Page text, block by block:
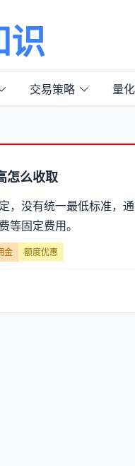
识
交易策略 量
怎么收取
，没有统一最低标准，
等固定费用。
金 额度优惠